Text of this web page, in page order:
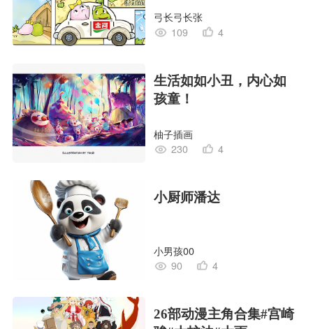
弓长弓长张
109
4
生活如如小丑，内心如
孩童！
柚子插画
230
4
小厨师潘达
小男孩00
90
4
26部动漫主角合集#宫崎